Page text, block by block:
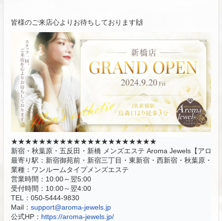
皆様のご来店心よりお待ちしております🙌
★★★★★★★★★★★★★★★★★★★★★
新宿・秋葉原・五反田・新橋 メンズエステ Aroma Jewels【アロマ
最寄り駅：新宿御苑前・新宿三丁目・東新宿・西新宿・秋葉原・五
業種：ワンルームタイプメンズエステ
営業時間：10:00～翌5:00
受付時間：10:00～翌4:00
TEL： 050-5444-9830
Mail： support@aroma-jewels.jp
公式HP： https://aroma-jewels.jp/